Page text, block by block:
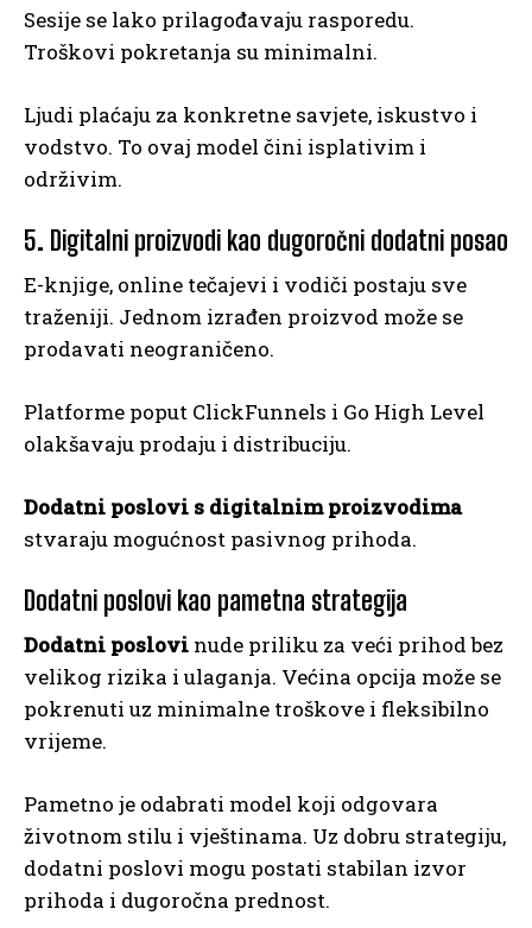
Sesije se lako prilagođavaju rasporedu.
Troškovi pokretanja su minimalni.
Ljudi plaćaju za konkretne savjete, iskustvo i
vodstvo. To ovaj model čini isplativim i
održivim.
5. Digitalni proizvodi kao dugoročni dodatni posao
E-knjige, online tečajevi i vodiči postaju sve
traženiji. Jednom izrađen proizvod može se
prodavati neograničeno.
Platforme poput ClickFunnels i Go High Level
olakšavaju prodaju i distribuciju.
Dodatni poslovi s digitalnim proizvodima
stvaraju mogućnost pasivnog prihoda.
Dodatni poslovi kao pametna strategija
Dodatni poslovi nude priliku za veći prihod bez
velikog rizika i ulaganja. Većina opcija može se
pokrenuti uz minimalne troškove i fleksibilno
vrijeme.
Pametno je odabrati model koji odgovara
životnom stilu i vještinama. Uz dobru strategiju,
dodatni poslovi mogu postati stabilan izvor
prihoda i dugoročna prednost.